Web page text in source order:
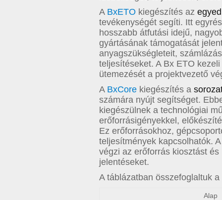
A BxETO kiegészítés az
tevékenységét segíti. Itt
hosszabb átfutási idejű,
gyártásának támogatását
anyagszükségleteit,
teljesítéseket. A Bx ETO
ütemezését a projektvezető
A BxCore kiegészítés a
számára nyújt segítséget.
kiegészülnek a technológiai
erőforrásigényekkel,
Ez erőforrásokhoz,
teljesítmények kapcsolhatók.
végzi az erőforrás kiosztást
jelentéseket.
A táblázatban összefoglaltuk
Alap